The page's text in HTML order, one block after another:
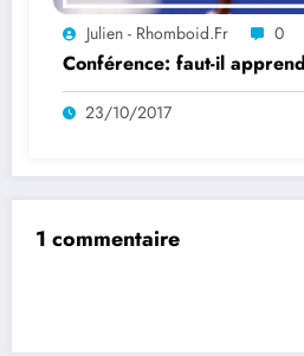
Julien - Rhomboid.fr 0
Conférence: faut-il
23/10/2017
1 commentaire